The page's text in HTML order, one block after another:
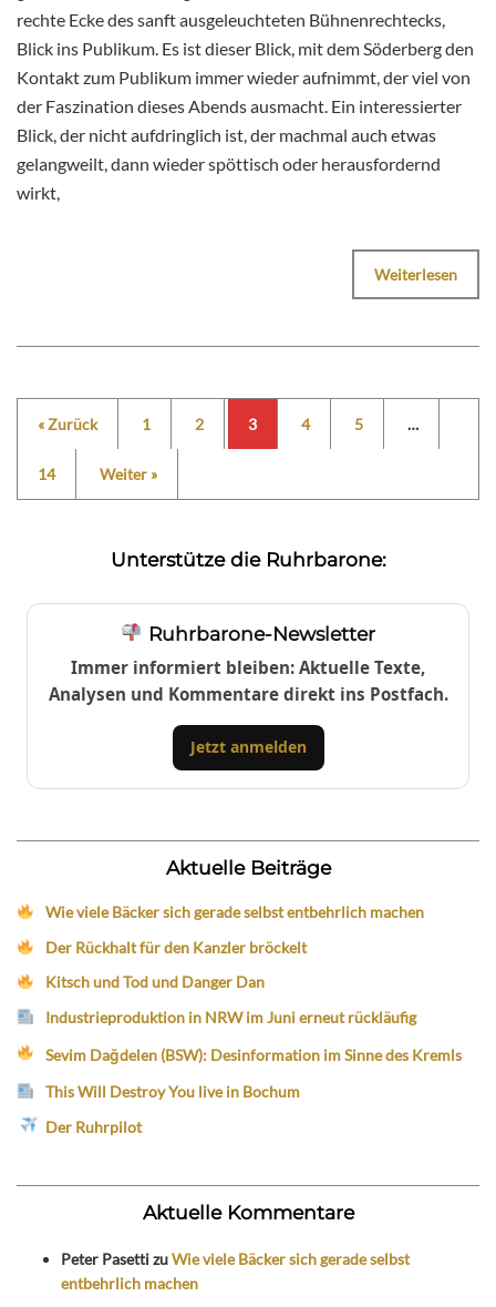
rechte Ecke des sanft ausgeleuchteten Bühnenrechtecks,
Blick ins Publikum. Es ist dieser Blick, mit dem Söderberg den
Kontakt zum Publikum immer wieder aufnimmt, der viel von
der Faszination dieses Abends ausmacht. Ein interessierter
Blick, der nicht aufdringlich ist, der machmal auch etwas
gelangweilt, dann wieder spöttisch oder herausfordernd
wirkt,
Weiterlesen
« Zurück 1 2 3 4 5 …
14 Weiter »
Unterstütze die Ruhrbarone:
Ruhrbarone-Newsletter
Immer informiert bleiben: Aktuelle Texte,
Analysen und Kommentare direkt ins Postfach.
Jetzt anmelden
Aktuelle Beiträge
Wie viele Bäcker sich gerade selbst entbehrlich machen
Der Rückhalt für den Kanzler bröckelt
Kitsch und Tod und Danger Dan
Industrieproduktion in NRW im Juni erneut rückläufig
Sevim Dağdelen (BSW): Desinformation im Sinne des Kremls
This Will Destroy You live in Bochum
Der Ruhrpilot
Aktuelle Kommentare
Peter PasettizuWie viele Bäcker sich gerade selbst
entbehrlich machen